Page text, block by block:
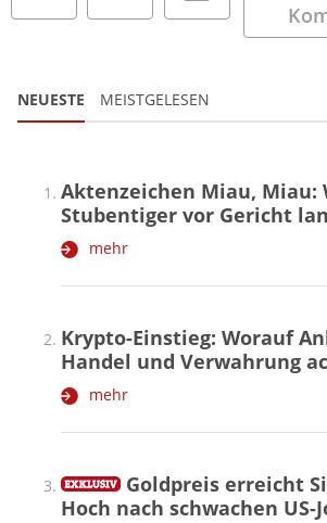
NEUESTE MEISTGELESEN
Aktenzeichen Miau, Miau:
Stubentiger vor Gericht
mehr
Krypto-Einstieg: Worauf
Handel und Verwahrung
mehr
Goldpreis erreicht
Hoch nach schwachen US-